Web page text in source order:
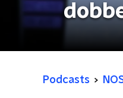
Podcasts